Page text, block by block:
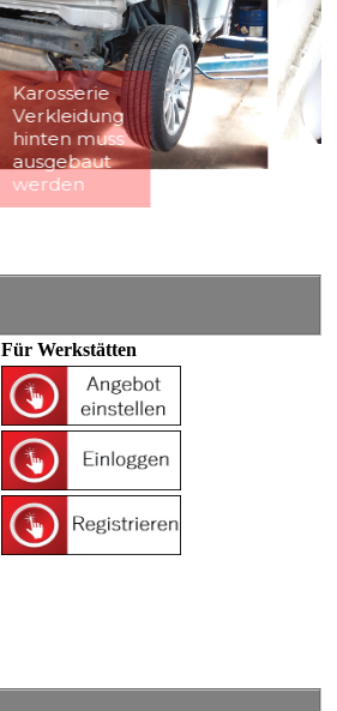
Karosserie
Verkleidung
hinten muss
ausgebaut
Für Werkstätten